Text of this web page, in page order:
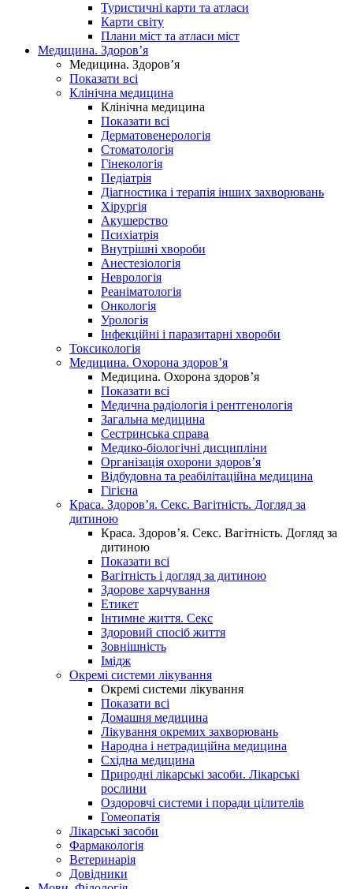
Туристичні карти та атласи
Карти світу
Плани міст та атласи міст
Медицина. Здоров’я
Медицина. Здоров’я
Показати всі
Клінічна медицина
Клінічна медицина
Показати всі
Дерматовенерологія
Стоматологія
Гінекологія
Педіатрія
Діагностика і терапія інших захворювань
Хірургія
Акушерство
Психіатрія
Внутрішні хвороби
Анестезіологія
Неврологія
Реаніматологія
Онкологія
Урологія
Інфекційні і паразитарні хвороби
Токсикологія
Медицина. Охорона здоров’я
Медицина. Охорона здоров’я
Показати всі
Медична радіологія і рентгенологія
Загальна медицина
Сестринська справа
Медико-біологічні дисципліни
Організація охорони здоров’я
Відбудовна та реабілітаційна медицина
Гігієна
Краса. Здоров’я. Секс. Вагітність. Догляд за
дитиною
Краса. Здоров’я. Секс. Вагітність. Догляд за
дитиною
Показати всі
Вагітність і догляд за дитиною
Здорове харчування
Етикет
Інтимне життя. Секс
Здоровий спосіб життя
Зовнішність
Імідж
Окремі системи лікування
Окремі системи лікування
Показати всі
Домашня медицина
Лікування окремих захворювань
Народна і нетрадиційна медицина
Східна медицина
Природні лікарські засоби. Лікарські
рослини
Оздоровчі системи і поради цілителів
Гомеопатія
Лікарські засоби
Фармакологія
Ветеринарія
Довідники